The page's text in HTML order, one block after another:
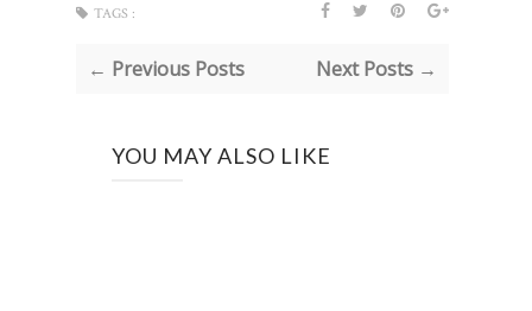
TAGS :
← Previous Posts Next Posts →
YOU MAY ALSO LIKE